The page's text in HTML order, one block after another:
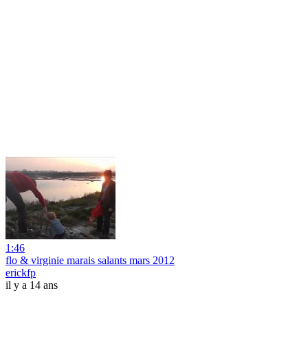
1:46
flo & virginie marais salants mars 2012
erickfp
il y a 14 ans